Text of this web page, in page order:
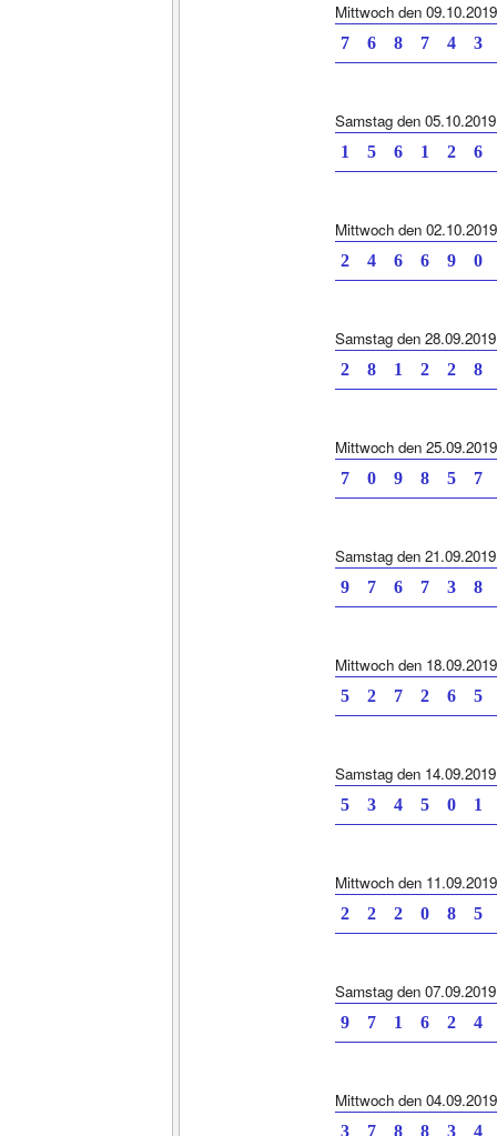
Mittwoch den 09.10.2019
7 6 8 7 4 3
Samstag den 05.10.2019
1 5 6 1 2 6
Mittwoch den 02.10.2019
2 4 6 6 9 0
Samstag den 28.09.2019
2 8 1 2 2 8
Mittwoch den 25.09.2019
7 0 9 8 5 7
Samstag den 21.09.2019
9 7 6 7 3 8
Mittwoch den 18.09.2019
5 2 7 2 6 5
Samstag den 14.09.2019
5 3 4 5 0 1
Mittwoch den 11.09.2019
2 2 2 0 8 5
Samstag den 07.09.2019
9 7 1 6 2 4
Mittwoch den 04.09.2019
3 7 8 8 3 4